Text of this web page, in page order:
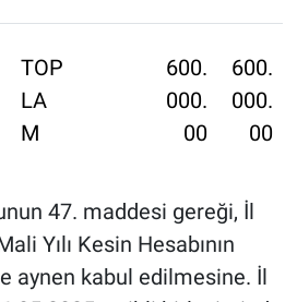
TOP
LA
M
600.
000.
00
600.
000.
00
47. maddesi gereği, İl
Yılı Kesin Hesabının
aynen kabul edilmesine. İl